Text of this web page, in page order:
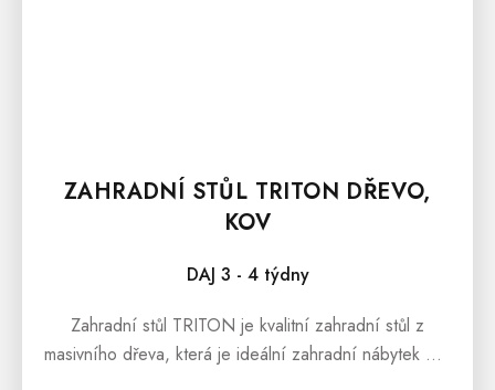
ZAHRADNÍ STŮL TRITON DŘEVO,
KOV
DAJ 3 - 4 týdny
Zahradní stůl TRITON je kvalitní zahradní stůl z
masivního dřeva, která je ideální zahradní nábytek pro